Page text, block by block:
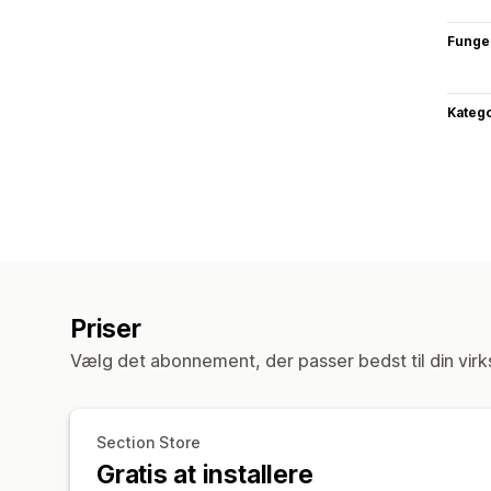
Priser
Vælg det abonnement, der passer bedst til din
Section Store
Gratis at installere